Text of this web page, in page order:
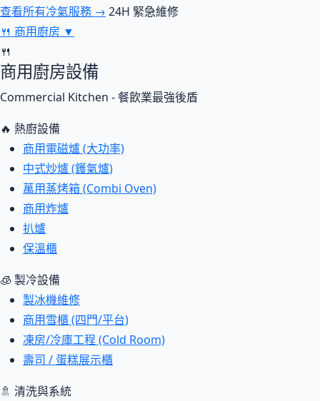
查看所有冷氣服務 → 24H 緊急維修
🍴 商用廚房 ▼
🍴
商用廚房設備
Commercial Kitchen - 餐飲業最強後盾
🔥 熱廚設備
商用電磁爐 (大功率)
中式炒爐 (鑊氣爐)
萬用蒸烤箱 (Combi Oven)
商用炸爐
扒爐
保溫櫃
🧊 製冷設備
製冰機維修
商用雪櫃 (四門/平台)
凍房/冷庫工程 (Cold Room)
壽司 / 蛋糕展示櫃
🚿 清洗與系統